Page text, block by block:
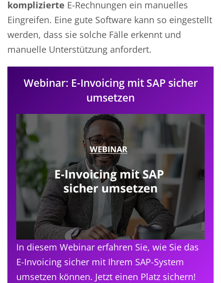
komplizierte E-Rechnungen ein manuelles
Eingreifen. Eine gute Software kann so eingestellt
werden, dass sie solche Fälle erkennt und
manuelle Unterstützung anfordert.
Webinar: E-Invoicing mit SAP sicher
umsetzen
In diesem Webinar erfahren Sie, wie Sie das
E-Invoicing sicher mit Ihrem SAP-System
umsetzen können. Jetzt einen Platz sichern!